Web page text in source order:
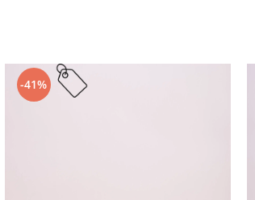
-41%